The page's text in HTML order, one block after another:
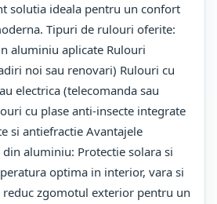
solutia ideala pentru un confort
Tipuri de rulouri oferite:
aluminiu aplicate Rulouri
noi sau renovari) Rulouri cu
electrica (telecomanda sau
cu plase anti-insecte integrate
si antiefractie Avantajele
aluminiu: Protectie solara si
optima in interior, vara si
reduc zgomotul exterior pentru un